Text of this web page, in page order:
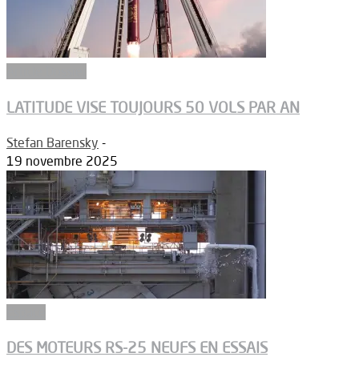
LATITUDE VISE TOUJOURS 50 VOLS PAR AN
Stefan Barensky -
19 novembre 2025
DES MOTEURS RS-25 NEUFS EN ESSAIS